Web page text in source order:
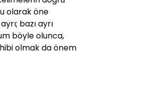
olarak öne
bazı ayrı
böyle olunca,
olmak da önem